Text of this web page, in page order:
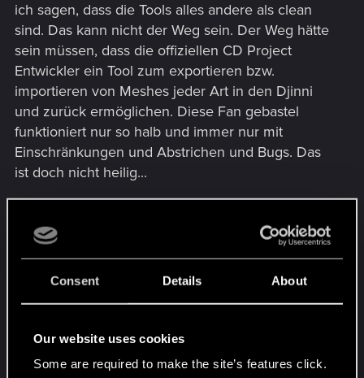
Consent Details About
Our website uses cookies
Some are required to make the site’s features click.
ich sagen, dass die Tools alles andere als clean
sind. Das kann nicht der Weg sein. Der Weg hätte
sein müssen, dass die offiziellen CD Project
Entwickler ein Tool zum exportieren bzw.
importieren von Meshes jeder Art in den Djinni
und zurück ermöglichen. Diese Fan gebastel
funktioniert nur so halb und immer nur mit
Einschränkungen und Abstrichen und Bugs. Das
ist doch nicht heilig...
Wie bekomme ich meine gemappten dds.
Modelle in den Djinni bzw. was mache ich beim
mappen falsch? Meine Modelle werden im Djinni
wahrscheinlich nach den gängigen Djinni
Mapping Regeln gemappt habe....